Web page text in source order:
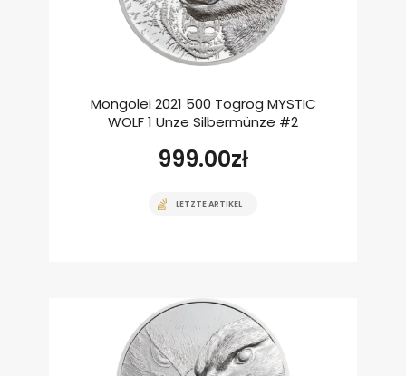
Mongolei 2021 500 Togrog MYSTIC
WOLF 1 Unze Silbermünze #2
999.00zł
LETZTE ARTIKEL